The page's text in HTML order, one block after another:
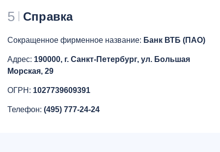
5 Справка
Сокращенное фирменное название: Банк ВТБ (ПАО)
Адрес: 190000, г. Санкт-Петербург, ул. Большая
Морская, 29
ОГРН: 1027739609391
Телефон: (495) 777-24-24